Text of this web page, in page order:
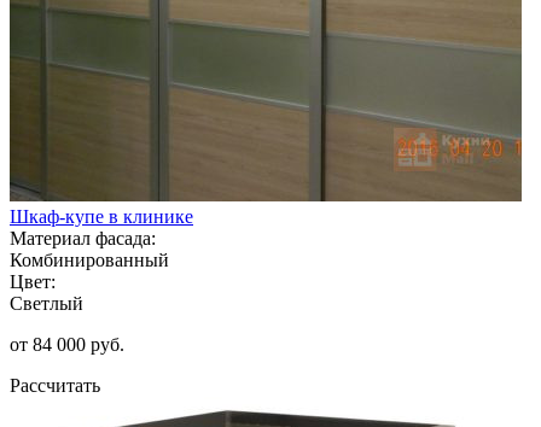
Шкаф-купе в клинике
Материал фасада:
Комбинированный
Цвет:
Светлый
от 84 000 руб.
Рассчитать